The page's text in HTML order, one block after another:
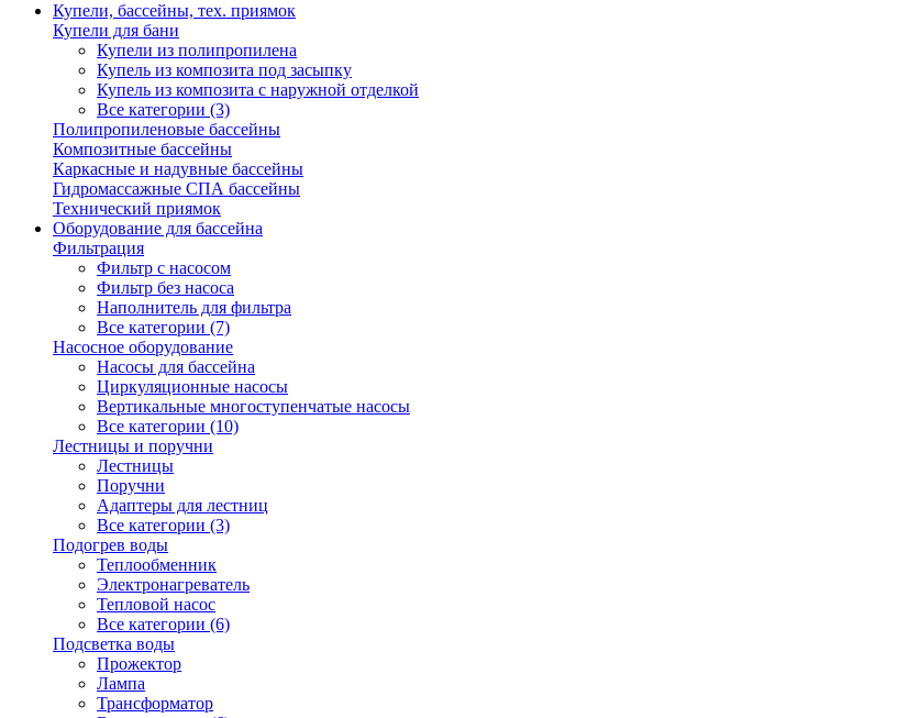
Купели, бассейны, тех. приямок
Купели для бани
Купели из полипропилена
Купель из композита под засыпку
Купель из композита с наружной отделкой
Все категории (3)
Полипропиленовые бассейны
Композитные бассейны
Каркасные и надувные бассейны
Гидромассажные СПА бассейны
Технический приямок
Оборудование для бассейна
Фильтрация
Фильтр с насосом
Фильтр без насоса
Наполнитель для фильтра
Все категории (7)
Насосное оборудование
Насосы для бассейна
Циркуляционные насосы
Вертикальные многоступенчатые насосы
Все категории (10)
Лестницы и поручни
Лестницы
Поручни
Адаптеры для лестниц
Все категории (3)
Подогрев воды
Теплообменник
Электронагреватель
Тепловой насос
Все категории (6)
Подсветка воды
Прожектор
Лампа
Трансформатор